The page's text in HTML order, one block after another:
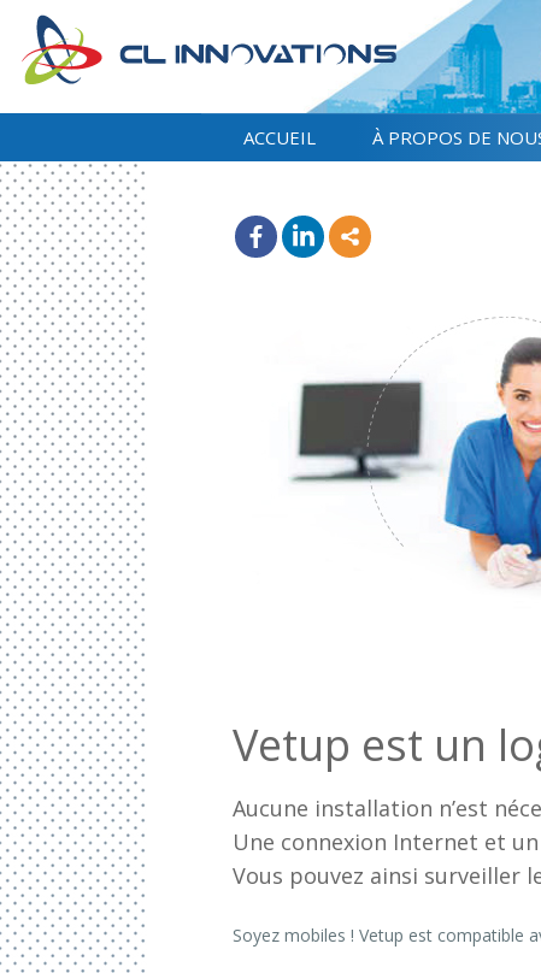
ACCUEIL À PROPOS DE
Vetup est un
Aucune installation n’est
Une connexion Internet et
Vous pouvez ainsi surveiller
Soyez mobiles ! Vetup est compatible